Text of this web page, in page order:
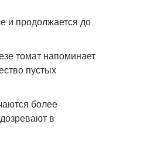
и продолжается до
томат напоминает
пустых
более
в